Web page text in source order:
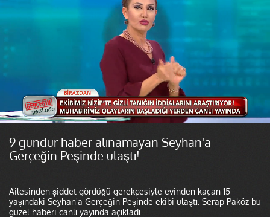
9 gündür haber alınamayan Seyhan'a
Gerçeğin Peşinde ulaştı!
Ailesinden şiddet gördüğü gerekçesiyle evinden kaçan 15
yaşındaki Seyhan'a Gerçeğin Peşinde ekibi ulaştı. Serap Paköz bu
güzel haberi canlı yayında açıkladı.